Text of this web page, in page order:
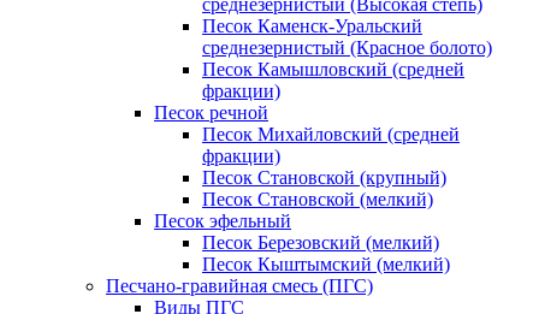
среднезернистый (Высокая степь)
Песок Каменск-Уральский
среднезернистый (Красное болото)
Песок Камышловский (средней
фракции)
Песок речной
Песок Михайловский (средней
фракции)
Песок Становской (крупный)
Песок Становской (мелкий)
Песок эфельный
Песок Березовский (мелкий)
Песок Кыштымский (мелкий)
Песчано-гравийная смесь (ПГС)
Виды ПГС